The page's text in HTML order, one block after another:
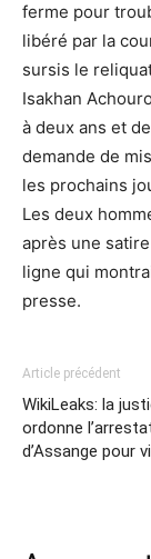
ferme pour
libéré par la
sursis le
Isakhan
à deux ans et
demande de
les prochains
Les deux
après une
ligne qui
presse.
Article précédent
WikiLeaks: la
ordonne
d’Assange pour